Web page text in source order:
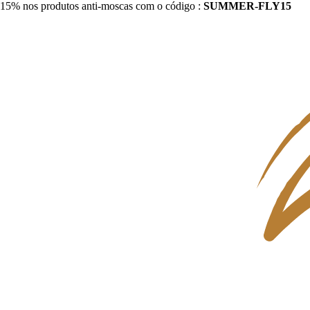
15% nos produtos anti-moscas com o código : SUMMER-FLY15